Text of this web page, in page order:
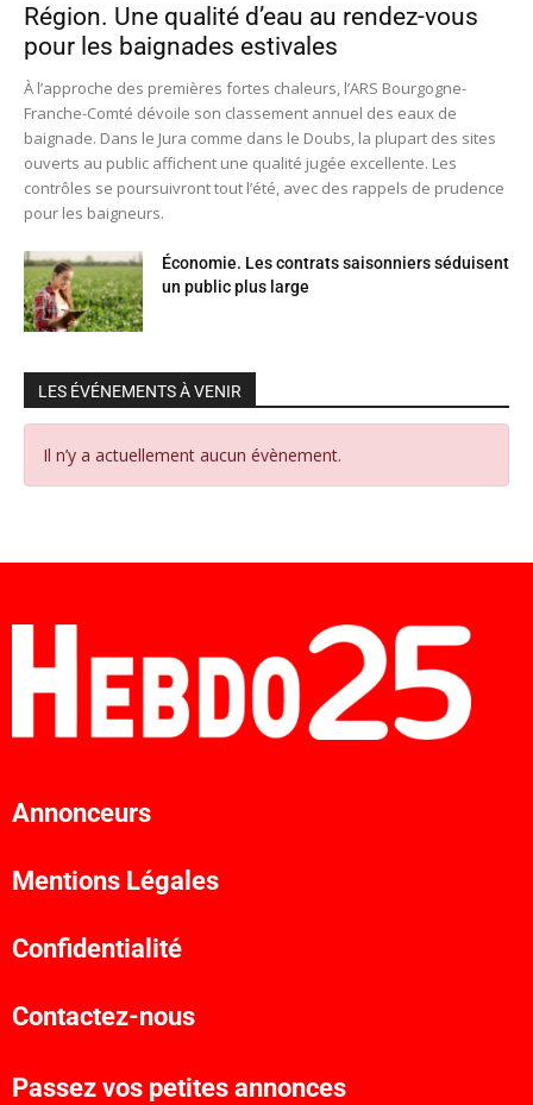
Région. Une qualité d’eau au rendez-vous
pour les baignades estivales
À l’approche des premières fortes chaleurs, l’ARS Bourgogne-
Franche-Comté dévoile son classement annuel des eaux de
baignade. Dans le Jura comme dans le Doubs, la plupart des sites
ouverts au public affichent une qualité jugée excellente. Les
contrôles se poursuivront tout l’été, avec des rappels de prudence
pour les baigneurs.
Économie. Les contrats saisonniers séduisent
un public plus large
LES ÉVÉNEMENTS À VENIR
Il n’y a actuellement aucun évènement.
Annonceurs
Mentions Légales
Confidentialité
Contactez-nous
Passez vos petites annonces